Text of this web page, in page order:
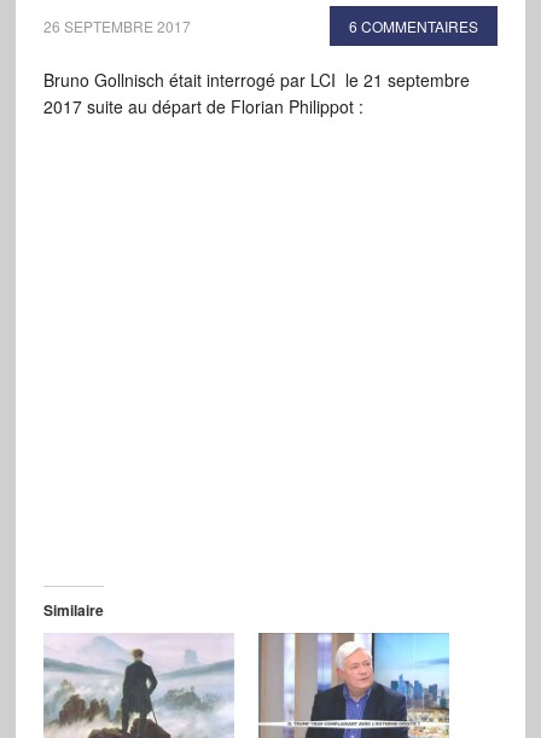
26 SEPTEMBRE 2017 6 COMMENTAIRES
Bruno Gollnisch était interrogé par LCI le 21 septembre
2017 suite au départ de Florian Philippot :
Similaire